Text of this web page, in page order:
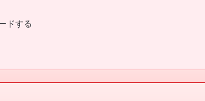
ドする